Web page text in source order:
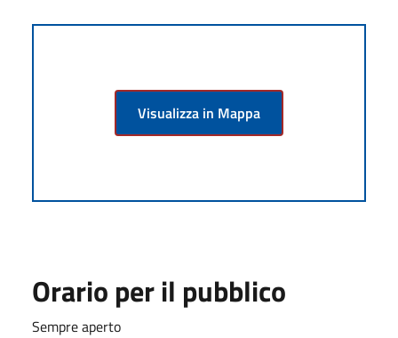
Visualizza in Mappa
Orario per il pubblico
Sempre aperto